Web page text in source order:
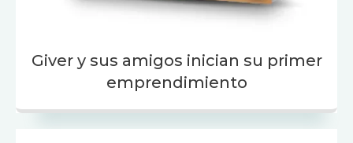
Giver y sus amigos inician su primer
emprendimiento